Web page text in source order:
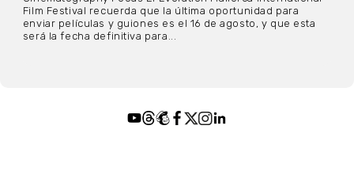
Film Festival recuerda que la última oportunidad para
enviar películas y guiones es el 16 de agosto, y que esta
será la fecha definitiva para...